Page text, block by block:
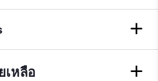
เหลือ